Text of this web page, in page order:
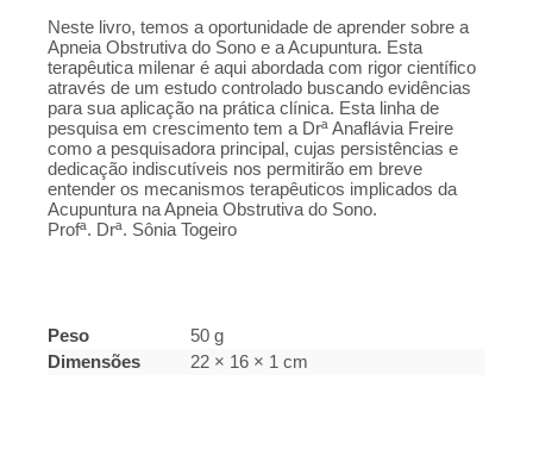
Neste livro, temos a oportunidade de aprender sobre a
Apneia Obstrutiva do Sono e a Acupuntura. Esta
terapêutica milenar é aqui abordada com rigor científico
através de um estudo controlado buscando evidências
para sua aplicação na prática clínica. Esta linha de
pesquisa em crescimento tem a Drª Anaflávia Freire
como a pesquisadora principal, cujas persistências e
dedicação indiscutíveis nos permitirão em breve
entender os mecanismos terapêuticos implicados da
Acupuntura na Apneia Obstrutiva do Sono.
Profª. Drª. Sônia Togeiro
Peso
50 g
Dimensões
22 × 16 × 1 cm